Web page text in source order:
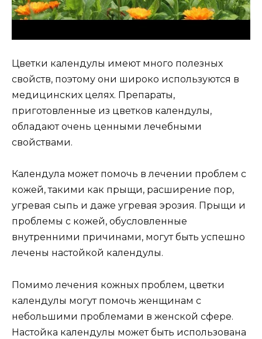
Цветки календулы имеют много полезных
свойств, поэтому они широко используются в
медицинских целях. Препараты,
приготовленные из цветков календулы,
обладают очень ценными лечебными
свойствами.
Календула может помочь в лечении проблем с
кожей, такими как прыщи, расширение пор,
угревая сыпь и даже угревая эрозия. Прыщи и
проблемы с кожей, обусловленные
внутренними причинами, могут быть успешно
лечены настойкой календулы.
Помимо лечения кожных проблем, цветки
календулы могут помочь женщинам с
небольшими проблемами в женской сфере.
Настойка календулы может быть использована